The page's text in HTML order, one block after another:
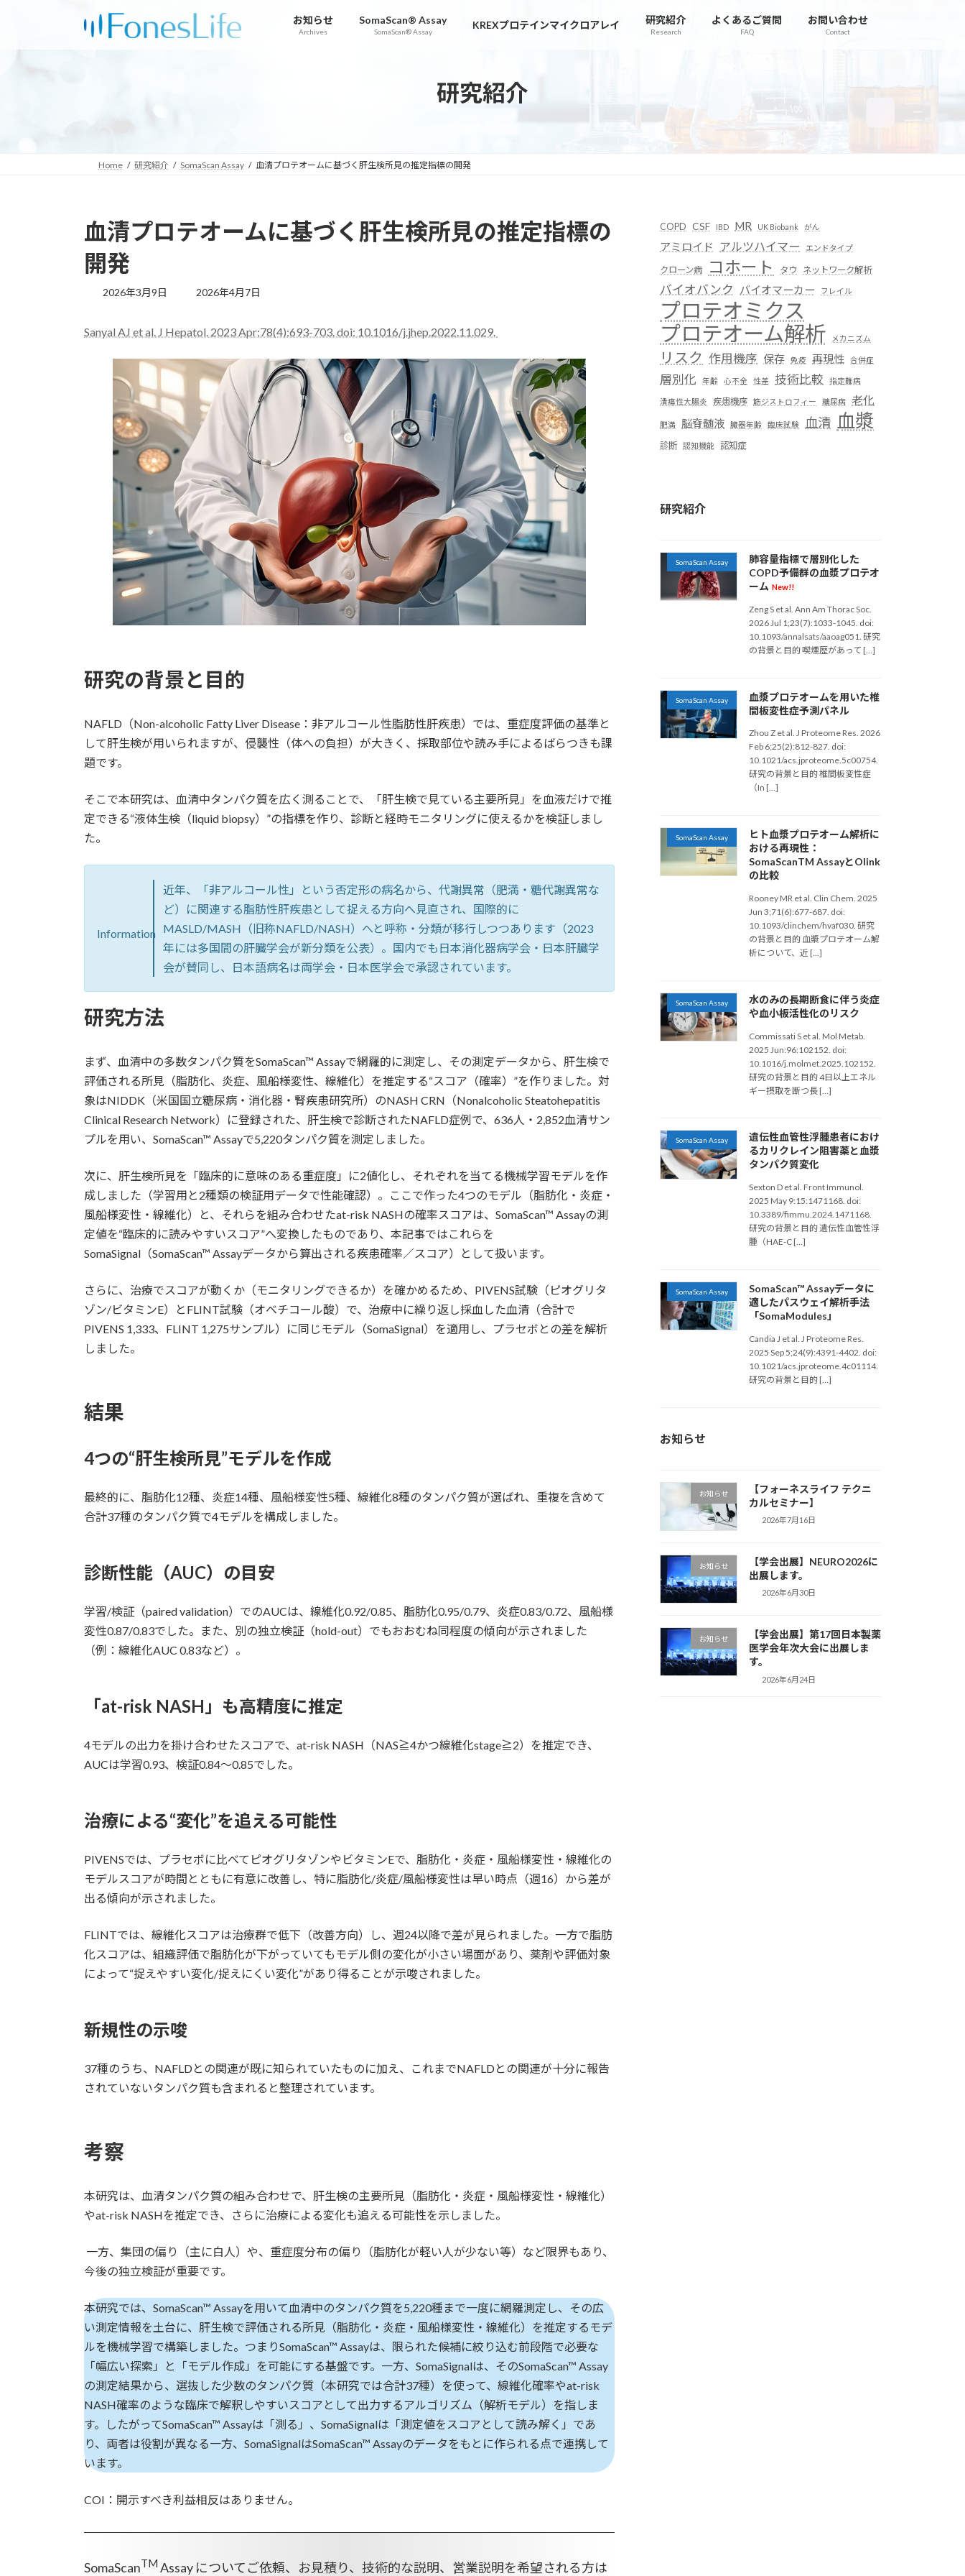
お知らせ
Archives
SomaScan® Assay
SomaScan® Assay
KREXプロテインマイクロアレイ 研究紹介
Research
よくあるご質問
FAQ
お問い合わせ
Contact
研究紹介
Home 研究紹介 SomaScan Assay 血清プロテオームに基づく肝生検所見の推定指標の開発
血清プロテオームに基づく肝生検所見の推定指標の
開発
2026年3月9日
最
新
時
2026年4月7日
Sanyal AJ et al. J Hepatol. 2023 Apr;78(4):693-703. doi: 10.1016/j.jhep.2022.11.029.
研究の背景と目的
NAFLD（Non-alcoholic Fatty Liver Disease：非アルコール性脂肪性肝疾患）では、重症度評価の基準と
して肝生検が用いられますが、侵襲性（体への負担）が大きく、採取部位や読み手によるばらつきも課
題です。
そこで本研究は、血清中タンパク質を広く測ることで、「肝生検で見ている主要所見」を血液だけで推
定できる“液体生検（liquid biopsy）”の指標を作り、診断と経時モニタリングに使えるかを検証しまし
た。
Information
近年、「非アルコール性」という否定形の病名から、代謝異常（肥満・糖代謝異常な
ど）に関連する脂肪性肝疾患として捉える方向へ見直され、国際的に
MASLD/MASH（旧称NAFLD/NASH）へと呼称・分類が移行しつつあります（2023
年には多国間の肝臓学会が新分類を公表）。国内でも日本消化器病学会・日本肝臓学
会が賛同し、日本語病名は両学会・日本医学会で承認されています。
研究方法
まず、血清中の多数タンパク質をSomaScan™ Assayで網羅的に測定し、その測定データから、肝生検で
評価される所見（脂肪化、炎症、風船様変性、線維化）を推定する“スコア（確率）”を作りました。対
象はNIDDK（米国国立糖尿病・消化器・腎疾患研究所）のNASH CRN（Nonalcoholic Steatohepatitis
Clinical Research Network）に登録された、肝生検で診断されたNAFLD症例で、636人・2,852血清サン
プルを用い、SomaScan™ Assayで5,220タンパク質を測定しました。
次に、肝生検所見を「臨床的に意味のある重症度」に2値化し、それぞれを当てる機械学習モデルを作
成しました（学習用と2種類の検証用データで性能確認）。ここで作った4つのモデル（脂肪化・炎症・
風船様変性・線維化）と、それらを組み合わせたat-risk NASHの確率スコアは、SomaScan™ Assayの測
定値を“臨床的に読みやすいスコア”へ変換したものであり、本記事ではこれらを
SomaSignal（SomaScan™ Assayデータから算出される疾患確率／スコア）として扱います。
さらに、治療でスコアが動くか（モニタリングできるか）を確かめるため、PIVENS試験（ピオグリタ
ゾン/ビタミンE）とFLINT試験（オベチコール酸）で、治療中に繰り返し採血した血清（合計で
PIVENS 1,333、FLINT 1,275サンプル）に同じモデル（SomaSignal）を適用し、プラセボとの差を解析
しました。
結果
4つの“肝生検所見”モデルを作成
最終的に、脂肪化12種、炎症14種、風船様変性5種、線維化8種のタンパク質が選ばれ、重複を含めて
合計37種のタンパク質で4モデルを構成しました。
診断性能（AUC）の目安
学習/検証（paired validation）でのAUCは、線維化0.92/0.85、脂肪化0.95/0.79、炎症0.83/0.72、風船様
変性0.87/0.83でした。また、別の独立検証（hold-out）でもおおむね同程度の傾向が示されました
（例：線維化AUC 0.83など）。
「at-risk NASH」も高精度に推定
4モデルの出力を掛け合わせたスコアで、at-risk NASH（NAS≧4かつ線維化stage≧2）を推定でき、
AUCは学習0.93、検証0.84〜0.85でした。
治療による“変化”を追える可能性
PIVENSでは、プラセボに比べてピオグリタゾンやビタミンEで、脂肪化・炎症・風船様変性・線維化の
モデルスコアが時間とともに有意に改善し、特に脂肪化/炎症/風船様変性は早い時点（週16）から差が
出る傾向が示されました。
FLINTでは、線維化スコアは治療群で低下（改善方向）し、週24以降で差が見られました。一方で脂肪
化スコアは、組織評価で脂肪化が下がっていてもモデル側の変化が小さい場面があり、薬剤や評価対象
によって“捉えやすい変化/捉えにくい変化”があり得ることが示唆されました。
新規性の示唆
37種のうち、NAFLDとの関連が既に知られていたものに加え、これまでNAFLDとの関連が十分に報告
されていないタンパク質も含まれると整理されています。
考察
本研究は、血清タンパク質の組み合わせで、肝生検の主要所見（脂肪化・炎症・風船様変性・線維化）
やat-risk NASHを推定でき、さらに治療による変化も追える可能性を示しました。
一方、集団の偏り（主に白人）や、重症度分布の偏り（脂肪化が軽い人が少ない等）など限界もあり、
今後の独立検証が重要です。
本研究では、SomaScan™ Assayを用いて血清中のタンパク質を5,220種まで一度に網羅測定し、その広
い測定情報を土台に、肝生検で評価される所見（脂肪化・炎症・風船様変性・線維化）を推定するモデ
ルを機械学習で構築しました。つまりSomaScan™ Assayは、限られた候補に絞り込む前段階で必要な
「幅広い探索」と「モデル作成」を可能にする基盤です。一方、SomaSignalは、そのSomaScan™ Assay
の測定結果から、選抜した少数のタンパク質（本研究では合計37種）を使って、線維化確率やat-risk
NASH確率のような臨床で解釈しやすいスコアとして出力するアルゴリズム（解析モデル）を指しま
す。したがってSomaScan™ Assayは「測る」、SomaSignalは「測定値をスコアとして読み解く」であ
り、両者は役割が異なる一方、SomaSignalはSomaScan™ Assayのデータをもとに作られる点で連携して
います。
COI：開示すべき利益相反はありません。
SomaScanTM Assay についてご依頼、お見積り、技術的な説明、営業説明を希望される方は
COPD CSF IBD MR UK Biobank がん
アミロイド アルツハイマー エンドタイプ
クローン病 コホート タウ ネットワーク解析
バイオバンク バイオマーカー フレイル
プロテオミクス
プロテオーム解析
メカニズム
リスク 作用機序 保存 免疫 再現性 合併症
層別化 年齢 心不全 性差 技術比較 指定難病
潰瘍性大腸炎 疾患機序 筋ジストロフィー 糖尿病 老化
肥満 脳脊髄液 臓器年齢 臨床試験 血清 血漿
診断 認知機能 認知症
研究紹介
SomaScan Assay
肺容量指標で層別化した
COPD予備群の血漿プロテオ
ーム New!!
Zeng S et al. Ann Am Thorac Soc.
2026 Jul 1;23(7):1033-1045. doi:
10.1093/annalsats/aaoag051. 研究
の背景と目的 喫煙歴があって […]
SomaScan Assay
血漿プロテオームを用いた椎
間板変性症予測パネル
Zhou Z et al. J Proteome Res. 2026
Feb 6;25(2):812-827. doi:
10.1021/acs.jproteome.5c00754.
研究の背景と目的 椎間板変性症
（In […]
SomaScan Assay
ヒト血漿プロテオーム解析に
おける再現性：
SomaScanTM AssayとOlink
の比較
Rooney MR et al. Clin Chem. 2025
Jun 3;71(6):677-687. doi:
10.1093/clinchem/hvaf030. 研究
の背景と目的 血漿プロテオーム解
析について、近 […]
SomaScan Assay
水のみの長期断食に伴う炎症
や血小板活性化のリスク
Commissati S et al. Mol Metab.
2025 Jun:96:102152. doi:
10.1016/j.molmet.2025.102152.
研究の背景と目的 4日以上エネル
ギー摂取を断つ長 […]
SomaScan Assay
遺伝性血管性浮腫患者におけ
るカリクレイン阻害薬と血漿
タンパク質変化
Sexton D et al. Front Immunol.
2025 May 9:15:1471168. doi:
10.3389/fimmu.2024.1471168.
研究の背景と目的 遺伝性血管性浮
腫（HAE-C […]
SomaScan Assay
SomaScan™ Assayデータに
適したパスウェイ解析手法
「SomaModules」
Candia J et al. J Proteome Res.
2025 Sep 5;24(9):4391-4402. doi:
10.1021/acs.jproteome.4c01114.
研究の背景と目的 […]
お知らせ
お知らせ
【フォーネスライフ テクニ
カルセミナー】
2026年7月16日
お知らせ
【学会出展】NEURO2026に
出展します。
2026年6月30日
お知らせ
【学会出展】第17回日本製薬
医学会年次大会に出展しま
す。
2026年6月24日